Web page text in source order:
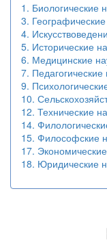
1. Биологические
3.
4.
5. Исторические
6. Медицинские
7. Педагогические
9.
10.
12. Технические
14.
15. Философские
17.
18. Юридические